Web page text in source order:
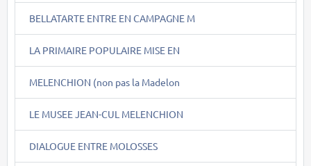
BELLATARTE ENTRE EN CAMPAGNE M
LA PRIMAIRE POPULAIRE MISE EN
MELENCHION (non pas la Madelon
LE MUSEE JEAN-CUL MELENCHION
DIALOGUE ENTRE MOLOSSES